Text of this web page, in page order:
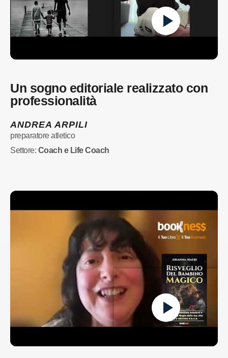
Un sogno editoriale realizzato con
professionalità
ANDREA ARPILI
preparatore atletico
Settore: Coach e Life Coach